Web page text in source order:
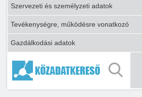
Szervezeti és személyzeti adatok
Tevékenységre, működésre vonatkozó
Gazdálkodási adatok